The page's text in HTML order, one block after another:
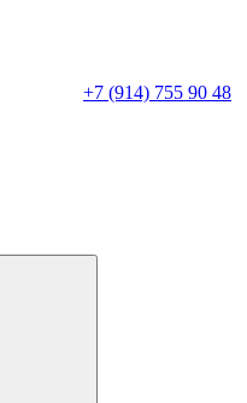
+7 (914) 755 90 48